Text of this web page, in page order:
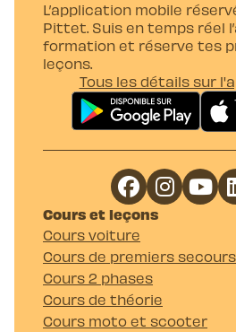
L’application mobile
Pittet. Suis en temps réel
formation et réserve tes
leçons.
Tous les détails sur
Cours et leçons
Cours voiture
Cours de premiers secours
Cours 2 phases
Cours de théorie
Cours moto et scooter